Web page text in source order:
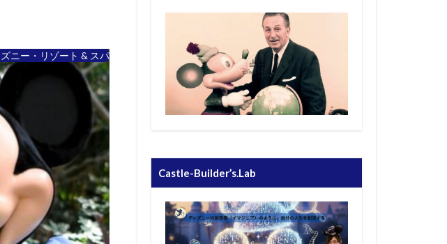
ニー・リゾート & スパ
Castle-Builder’s.Lab